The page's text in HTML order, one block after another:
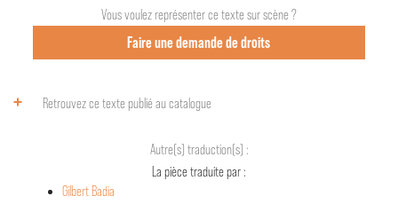
Vous voulez représenter ce texte sur scène ?
Faire une demande de droits
Retrouvez ce texte publié au catalogue
Autre(s) traduction(s) :
La pièce traduite par :
Gilbert Badia